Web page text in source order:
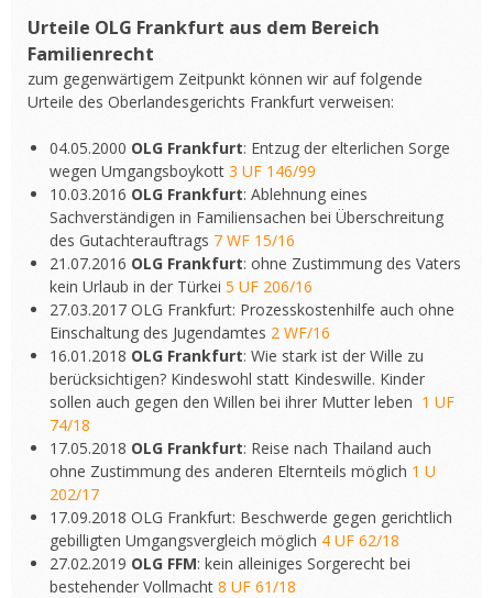
Urteile OLG Frankfurt aus dem Bereich
Familienrecht
zum gegenwärtigem Zeitpunkt können wir auf folgende
Urteile des Oberlandesgerichts Frankfurt verweisen:
04.05.2000 OLG Frankfurt: Entzug der elterlichen Sorge
wegen Umgangsboykott 3 UF 146/99
10.03.2016 OLG Frankfurt: Ablehnung eines
Sachverständigen in Familiensachen bei Überschreitung
des Gutachterauftrags 7 WF 15/16
21.07.2016 OLG Frankfurt: ohne Zustimmung des Vaters
kein Urlaub in der Türkei 5 UF 206/16
27.03.2017 OLG Frankfurt: Prozesskostenhilfe auch ohne
Einschaltung des Jugendamtes 2 WF/16
16.01.2018 OLG Frankfurt: Wie stark ist der Wille zu
berücksichtigen? Kindeswohl statt Kindeswille. Kinder
sollen auch gegen den Willen bei ihrer Mutter leben 1 UF
74/18
17.05.2018 OLG Frankfurt: Reise nach Thailand auch
ohne Zustimmung des anderen Elternteils möglich 1 U
202/17
17.09.2018 OLG Frankfurt: Beschwerde gegen gerichtlich
gebilligten Umgangsvergleich möglich 4 UF 62/18
27.02.2019 OLG FFM: kein alleiniges Sorgerecht bei
bestehender Vollmacht 8 UF 61/18